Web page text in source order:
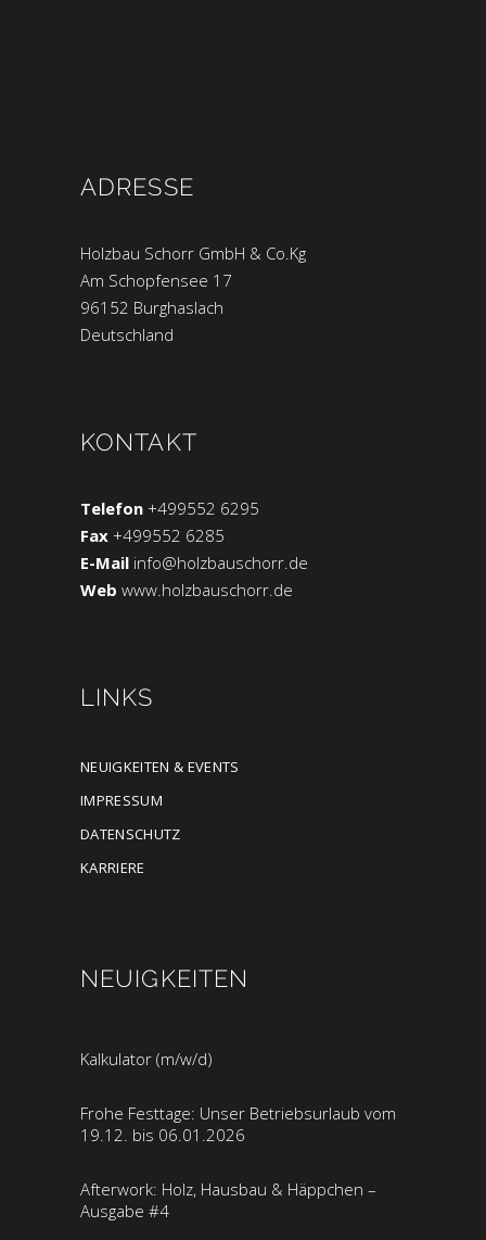
ADRESSE
Holzbau Schorr GmbH & Co.Kg
Am Schopfensee 17
96152 Burghaslach
Deutschland
KONTAKT
Telefon +499552 6295
Fax +499552 6285
E-Mail info@holzbauschorr.de
Web www.holzbauschorr.de
LINKS
NEUIGKEITEN & EVENTS
IMPRESSUM
DATENSCHUTZ
KARRIERE
NEUIGKEITEN
Kalkulator (m/w/d)
Frohe Festtage: Unser Betriebsurlaub vom
19.12. bis 06.01.2026
Afterwork: Holz, Hausbau & Häppchen –
Ausgabe #4